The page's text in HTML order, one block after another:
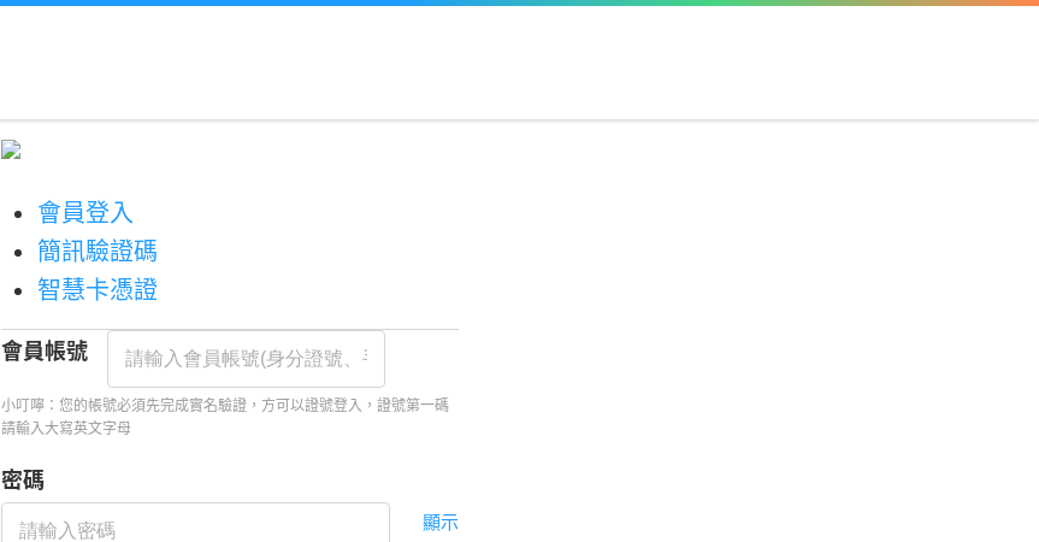
會員登入
簡訊驗證碼
智慧卡憑證
會員帳號
小叮嚀：您的帳號必須先完成實名驗證，方可以證號登入，證號第一碼
請輸入大寫英文字母
密碼
顯示